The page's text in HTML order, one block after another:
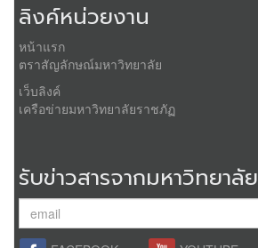
ลิงค์หน่วยงาน
หน้าแรก
ตราสัญลักษณ์มหาวิทยาลัย
เว็บลิงค์
เครือข่ายมหาวิทยาลัยราชภัฏ
รับข่าวสารจากมหาวิทยาลัย